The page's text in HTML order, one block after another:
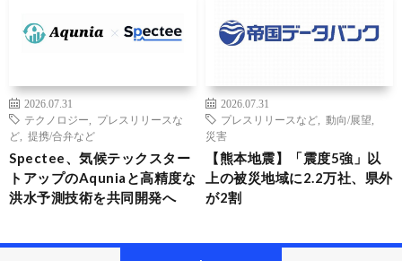
2026.07.31
テクノロジー
プレスリリースな
ど
提携/合弁など
Spectee、気候テックスター
トアップのAquniaと高精度な
洪水予測技術を共同開発へ
2026.07.31
プレスリリースなど
動向/展望
災害
【熊本地震】「震度5強」以
上の被災地域に2.2万社、県外
が2割